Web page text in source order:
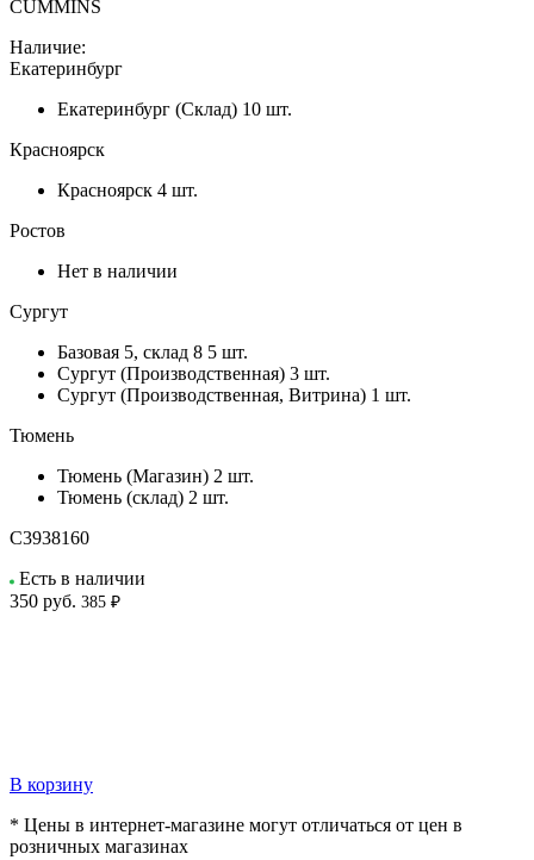
CUMMINS
Наличие:
Екатеринбург
Екатеринбург (Склад) 10 шт.
Красноярск
Красноярск 4 шт.
Ростов
Нет в наличии
Сургут
Базовая 5, склад 8 5 шт.
Сургут (Производственная) 3 шт.
Сургут (Производственная, Витрина) 1 шт.
Тюмень
Тюмень (Магазин) 2 шт.
Тюмень (склад) 2 шт.
C3938160
Есть в наличии
350 руб. 385 ₽
В корзину
* Цены в интернет-магазине могут отличаться от цен в
розничных магазинах